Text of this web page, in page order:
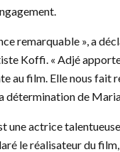
remarquable », a
Koffi. « Adjé
au film. Elle nous fait
détermination de
une actrice
le réalisateur du